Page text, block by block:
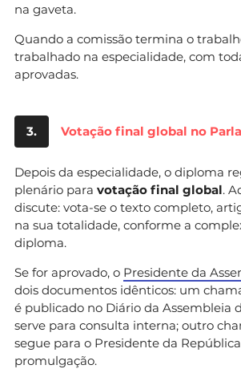
na gaveta.
Quando a comissão termina o
trabalhado na especialidade, com
aprovadas.
3. Votação final global no
Depois da especialidade, o diploma
plenário para votação final global.
discute: vota-se o texto completo,
na sua totalidade, conforme a
diploma.
Se for aprovado, o Presidente da
dois documentos idênticos: um
é publicado no Diário da Assembleia
serve para consulta interna; outro
segue para o Presidente da
promulgação.